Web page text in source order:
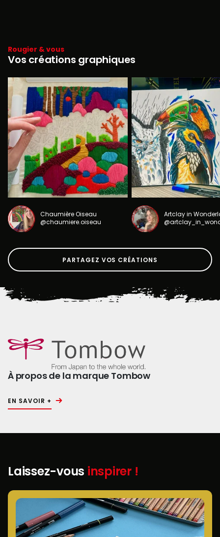
Rougier & vous
Vos créations graphiques
Chaumière Oiseau
@chaumiere.oiseau
Artclay in
PARTAGEZ VOS CRÉATIONS
À propos de la marque Tombow
EN SAVOIR +
Laissez-vous inspirer !